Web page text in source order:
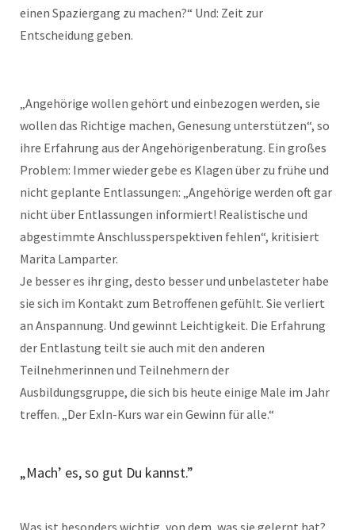
einen Spaziergang zu machen?“ Und: Zeit zur
Entscheidung geben.
„Angehörige wollen gehört und einbezogen werden, sie
wollen das Richtige machen, Genesung unterstützen“, so
ihre Erfahrung aus der Angehörigenberatung. Ein großes
Problem: Immer wieder gebe es Klagen über zu frühe und
nicht geplante Entlassungen: „Angehörige werden oft gar
nicht über Entlassungen informiert! Realistische und
abgestimmte Anschlussperspektiven fehlen“, kritisiert
Marita Lamparter.
Je besser es ihr ging, desto besser und unbelasteter habe
sie sich im Kontakt zum Betroffenen gefühlt. Sie verliert
an Anspannung. Und gewinnt Leichtigkeit. Die Erfahrung
der Entlastung teilt sie auch mit den anderen
Teilnehmerinnen und Teilnehmern der
Ausbildungsgruppe, die sich bis heute einige Male im Jahr
treffen. „Der ExIn-Kurs war ein Gewinn für alle.“
„Mach’ es, so gut Du kannst.”